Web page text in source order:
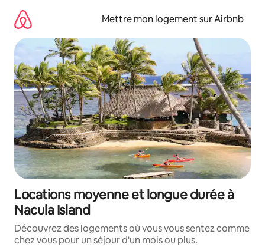
directement
contenu
Mettre mon logement sur Airbnb
Locations moyenne et longue durée à
Nacula Island
Découvrez des logements où vous vous sentez comme
chez vous pour un séjour d'un mois ou plus.